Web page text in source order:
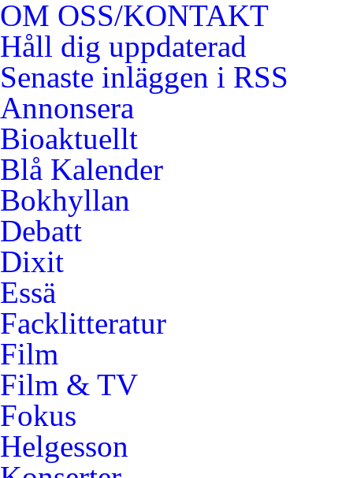
OM OSS/KONTAKT
Håll dig uppdaterad
Senaste inläggen i RSS
Annonsera
Bioaktuellt
Blå Kalender
Bokhyllan
Debatt
Dixit
Essä
Facklitteratur
Film
Film & TV
Fokus
Helgesson